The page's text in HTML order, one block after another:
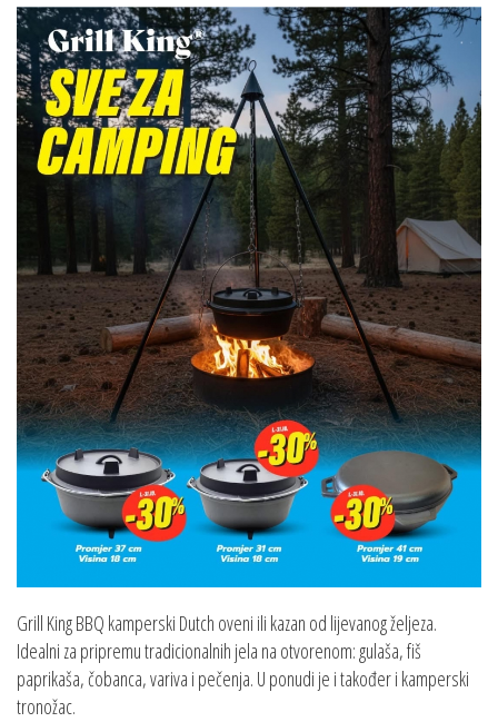
Grill King BBQ kamperski Dutch oveni ili kazan od lijevanog željeza.
Idealni za pripremu tradicionalnih jela na otvorenom: gulaša, fiš
paprikaša, čobanca, variva i pečenja. U ponudi je i također i kamperski
tronožac.